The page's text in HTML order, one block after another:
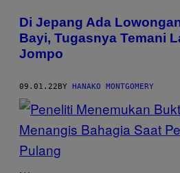
Di Jepang Ada
Bayi, Tugasnya Temani
Jompo
09.01.22BY HANAKO MONTGOMERY